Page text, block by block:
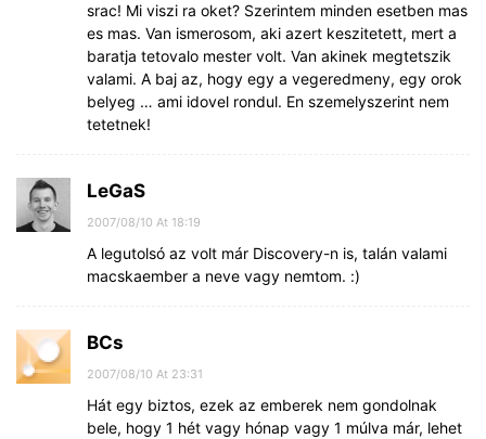
srac! Mi viszi ra oket? Szerintem minden esetben mas
es mas. Van ismerosom, aki azert keszitetett, mert a
baratja tetovalo mester volt. Van akinek megtetszik
valami. A baj az, hogy egy a vegeredmeny, egy orok
belyeg … ami idovel rondul. En szemelyszerint nem
tetetnek!
LeGaS
2007/08/10 At 18:19
A legutolsó az volt már Discovery-n is, talán valami
macskaember a neve vagy nemtom. :)
BCs
2007/08/10 At 23:31
Hát egy biztos, ezek az emberek nem gondolnak
bele, hogy 1 hét vagy hónap vagy 1 múlva már, lehet